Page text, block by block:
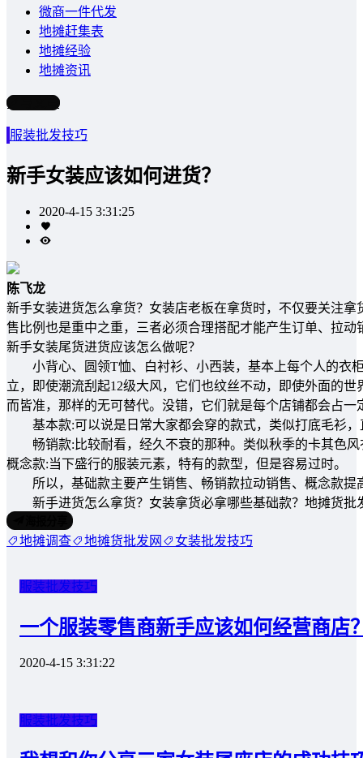
微商一件代发
地摊赶集表
地摊经验
地摊资讯
写文章
服装批发技巧
新手女装应该如何进货？
2020-4-15 3:31:25
陈飞龙
新手女装进货怎么拿货？女装店老板在拿货时，不仅要关注
售比例也是重中之重，三者必须合理搭配才能产生订单、拉
新手女装尾货进货应该怎么做呢？
小背心、圆领T恤、白衬衫、小西装，基本上每个人的衣
立，即使潮流刮起12级大风，它们也纹丝不动，即使外面的
而皆准，那样的无可替代。没错，它们就是每个店铺都会占一
基本款:可以说是日常大家都会穿的款式，类似打底毛衫，
畅销款:比较耐看，经久不衰的那种。类似秋季的卡其色风
概念款:当下盛行的服装元素，特有的款型，但是容易过时。
所以，基础款主要产生销售、畅销款拉动销售、概念款提
新手进货怎么拿货？女装拿货必拿哪些基础款？地摊货批
地摊调查 地摊货批发网 女装批发技巧
服装批发技巧
一个服装零售商新手应该如何经营商店
2020-4-15 3:31:22
服装批发技巧